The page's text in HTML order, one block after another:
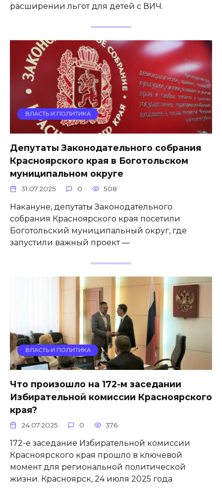
расширении льгот для детей с ВИЧ.
ВЛАСТЬ И ПОЛИТИКА
Депутаты Законодательного собрания
Красноярского края в Боготольском
муниципальном округе
31.07.2025 0 508
Накануне, депутаты Законодательного
собрания Красноярского края посетили
Боготольский муниципальный округ, где
запустили важный проект —
ВЛАСТЬ И ПОЛИТИКА
Что произошло на 172-м заседании
Избирательной комиссии Красноярского
края?
24.07.2025 0 376
172-е заседание Избирательной комиссии
Красноярского края прошло в ключевой
момент для региональной политической
жизни. Красноярск, 24 июля 2025 года